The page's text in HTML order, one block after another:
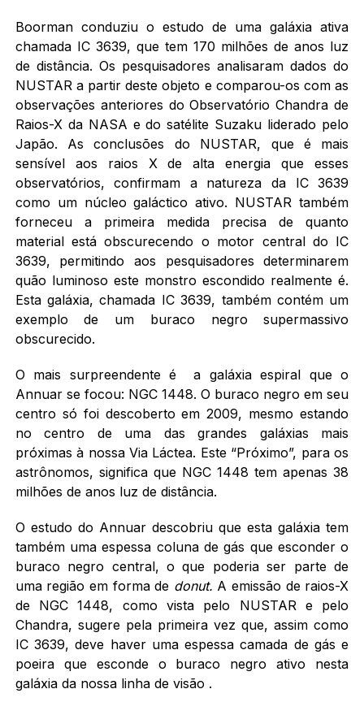
Boorman conduziu o estudo de uma galáxia ativa
chamada IC 3639, que tem 170 milhões de anos luz
de distância. Os pesquisadores analisaram dados do
NUSTAR a partir deste objeto e comparou-os com as
observações anteriores do Observatório Chandra de
Raios-X da NASA e do satélite Suzaku liderado pelo
Japão. As conclusões do NUSTAR, que é mais
sensível aos raios X de alta energia que esses
observatórios, confirmam a natureza da IC 3639
como um núcleo galáctico ativo. NUSTAR também
forneceu a primeira medida precisa de quanto
material está obscurecendo o motor central do IC
3639, permitindo aos pesquisadores determinarem
quão luminoso este monstro escondido realmente é.
Esta galáxia, chamada IC 3639, também contém um
exemplo de um buraco negro supermassivo
obscurecido.
O mais surpreendente é a galáxia espiral que o
Annuar se focou: NGC 1448. O buraco negro em seu
centro só foi descoberto em 2009, mesmo estando
no centro de uma das grandes galáxias mais
próximas à nossa Via Láctea. Este “Próximo”, para os
astrônomos, significa que NGC 1448 tem apenas 38
milhões de anos luz de distância.
O estudo do Annuar descobriu que esta galáxia tem
também uma espessa coluna de gás que esconder o
buraco negro central, o que poderia ser parte de
uma região em forma de donut. A emissão de raios-X
de NGC 1448, como vista pelo NUSTAR e pelo
Chandra, sugere pela primeira vez que, assim como
IC 3639, deve haver uma espessa camada de gás e
poeira que esconde o buraco negro ativo nesta
galáxia da nossa linha de visão .